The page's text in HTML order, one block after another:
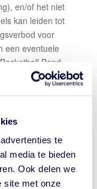
te
media te bieden
Ook delen we
site met onze
en/of het niet
kan leiden tot
voor
een eventuele
Bond
leiden tot
door de
verhaald op